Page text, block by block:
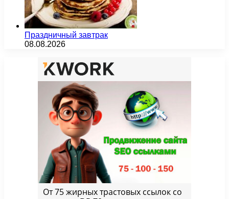
Праздничный завтрак
08.08.2026